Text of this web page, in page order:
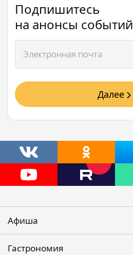
Подпишитесь
на анонсы событий
Далее
Афиша
Гастрономия